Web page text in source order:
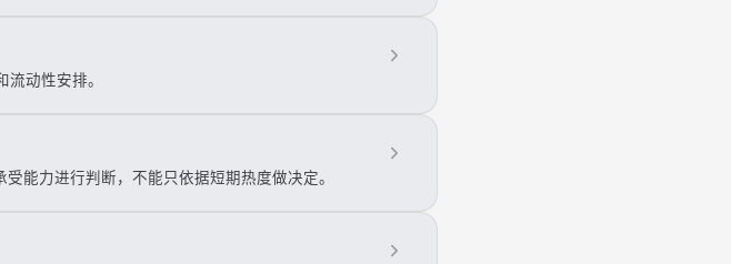
动性安排。
能力进行判断，不能只依据短期热度做决定。